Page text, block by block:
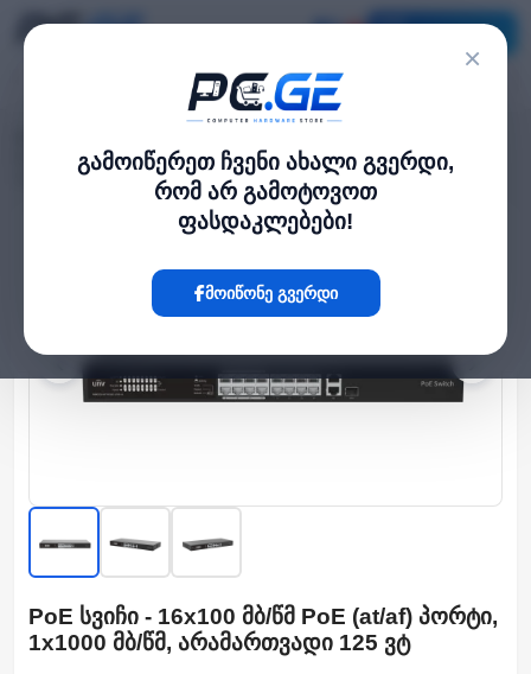
×
გამოიწერეთ ჩვენი ახალი გვერდი,
რომ არ გამოტოვოთ
ფასდაკლებები!
მოიწონე გვერდი
PoE სვიჩი - 16x100 მბ/წმ PoE (at/af) პორტი, 1x1000 მბ/წმ, არამართვადი
‹ ›
PoE სვიჩი - 16x100 მბ/წმ PoE (at/af) პორტი,
1x1000 მბ/წმ, არამართვადი 125 ვტ